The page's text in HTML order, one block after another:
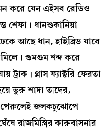
করে যেন এইসব রেডিও
শেফা। ধানশুকানিয়া
আছে ধান, হাইব্রিড যাবে
মিলে। গুমগুম শব্দ করে
গ্লাস ফ্যাক্টরি ফেরতা
ভুরু শাদা তাদের,
পেরুলেই জলকচুঝোপে
রাজমিস্ত্রির কারুবাসনার